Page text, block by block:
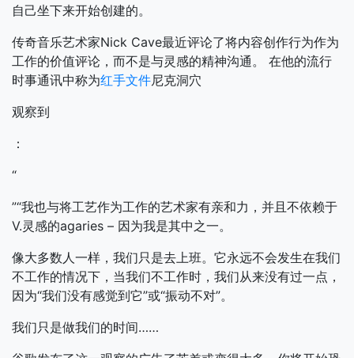
自己坐下来开始创建的。
传奇音乐艺术家Nick Cave最近评论了将内容创作行为作为
工作的价值评论，而不是与灵感的精神沟通。
在他的流行
时事通讯中称为红手文件尼克洞穴
观察到
：
“
”“我也与将工艺作为工作的艺术家有亲和力，并且不依赖于
V.灵感的agaries – 因为我是其中之一。
像大多数人一样，我们只是去上班。它永远不会发生在我们
不工作的情况下，当我们不工作时，我们从来没有过一点，
因为“我们没有感觉到它”或“振动不对”。
我们只是做我们的时间……